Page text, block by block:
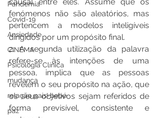
Pandemia
Covid-19
Ansiedade
CINEMA
Psicologia Clínica
mudança
relação pais-bebé
paz
fenómenos não são aleatórios, mas
pertencem a modelos inteligíveis
dirigidos por um propósito final.
2. A segunda utilização da palavra
refere-se às intenções de uma
pessoa, implica que as pessoas
revelem o seu propósito na ação, que
os seus objetivos sejam referidos de
forma previsível, consistente e